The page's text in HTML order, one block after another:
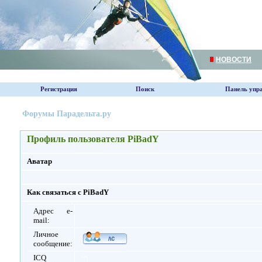
НОВОСТИ
Регистрация Поиск Панель
Форумы Парадельта.ру
Профиль пользователя PiBadY
Аватар
Как связаться с PiBadY
Адрес e-
mail:
Личное
сообщение:
ICQ